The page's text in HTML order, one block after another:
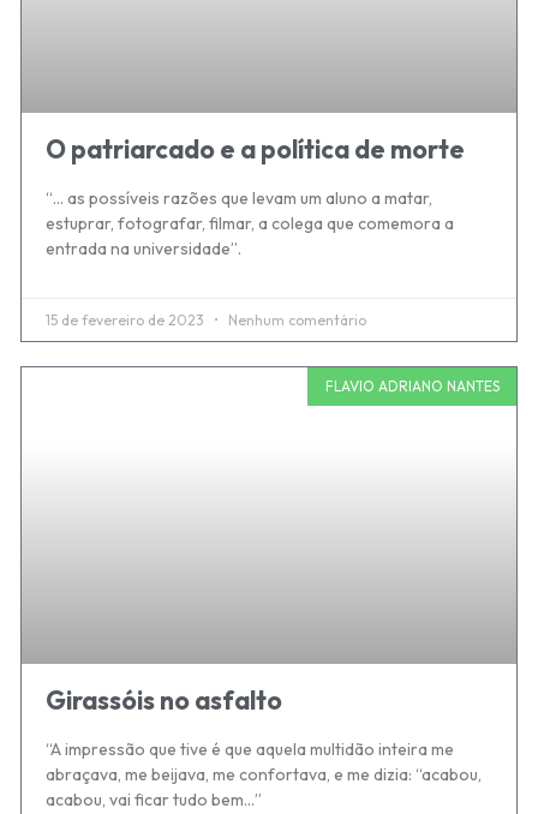
O patriarcado e a política de morte
“… as possíveis razões que levam um aluno a matar,
estuprar, fotografar, filmar, a colega que comemora a
entrada na universidade”.
15 de fevereiro de 2023 Nenhum comentário
FLAVIO ADRIANO NANTES
Girassóis no asfalto
“A impressão que tive é que aquela multidão inteira me
abraçava, me beijava, me confortava, e me dizia: “acabou,
acabou, vai ficar tudo bem…”